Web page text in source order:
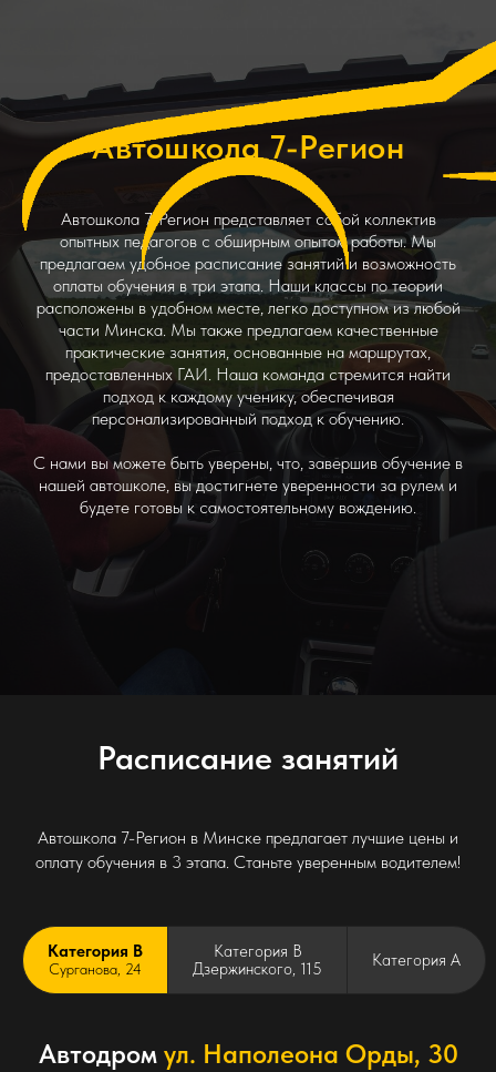
Автошкола 7-Регион
Автошкола 7-Регион представляет собой коллектив
опытных педагогов с обширным опытом работы. Мы
предлагаем удобное расписание занятий и возможность
оплаты обучения в три этапа. Наши классы по теории
расположены в удобном месте, легко доступном из любой
части Минска. Мы также предлагаем качественные
практические занятия, основанные на маршрутах,
предоставленных ГАИ. Наша команда стремится найти
подход к каждому ученику, обеспечивая
персонализированный подход к обучению.
С нами вы можете быть уверены, что, завершив обучение в
нашей автошколе, вы достигнете уверенности за рулем и
будете готовы к самостоятельному вождению.
Расписание занятий
Автошкола 7-Регион в Минске предлагает лучшие цены и
оплату обучения в 3 этапа. Станьте уверенным водителем!
Категория B
Сурганова, 24
Категория B
Дзержинского, 115
Категория A
Автодромул. Наполеона Орды, 30